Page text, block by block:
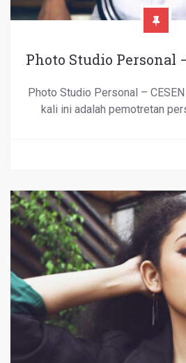
Photo Studio Personal
Photo Studio Personal –
kali ini adalah pemotretan